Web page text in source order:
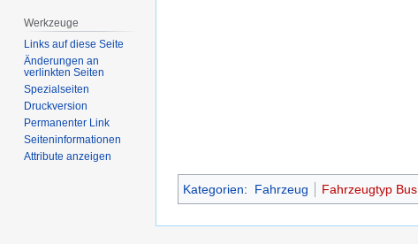
Kategorien: Fahrzeug Fahrzeugtyp Bus
Werkzeuge
Links auf diese Seite
Änderungen an
verlinkten Seiten
Spezialseiten
Druckversion
Permanenter Link
Seiten­­informationen
Attribute anzeigen